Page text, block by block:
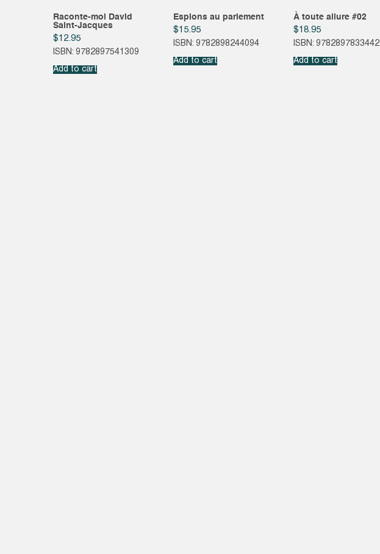
Raconte-moi David
Saint-Jacques
$12.95
ISBN: 9782897541309
Add to cart
Espions au parlement
$15.95
ISBN: 9782898244094
Add to cart
À toute allure #02
$18.95
ISBN: 9782897833442
Add to cart